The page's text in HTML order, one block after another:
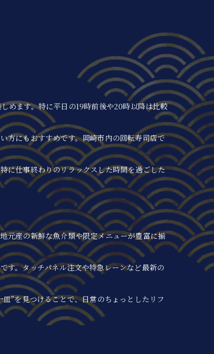
めます。特に平日の19時前後や20時以降は比較
方にもおすすめです。岡崎市内の回転寿司店で
に仕事終わりのリラックスした時間を過ごした
元産の新鮮な魚介類や限定メニューが豊富に揃
す。タッチパネル注文や特急レーンなど最新の
”を見つけることで、日常のちょっとしたリフ